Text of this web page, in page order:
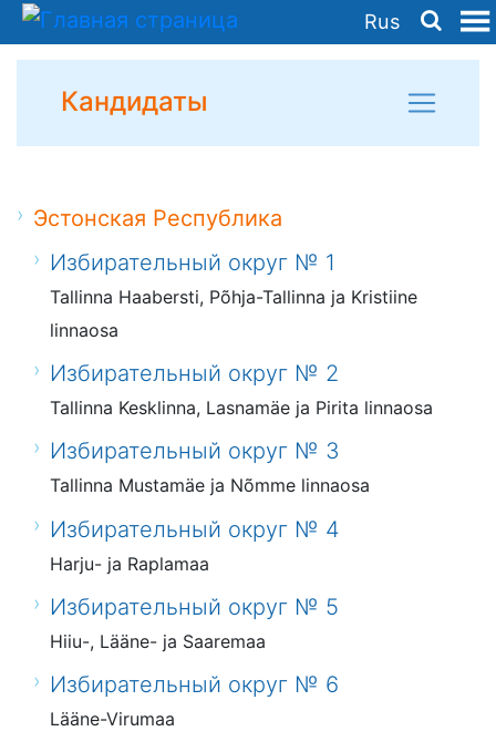
Rus
Кандидаты
Эстонская Республика
Избирательный округ № 1
Tallinna Haabersti, Põhja-Tallinna ja Kristiine
linnaosa
Избирательный округ № 2
Tallinna Kesklinna, Lasnamäe ja Pirita linnaosa
Избирательный округ № 3
Tallinna Mustamäe ja Nõmme linnaosa
Избирательный округ № 4
Harju- ja Raplamaa
Избирательный округ № 5
Hiiu-, Lääne- ja Saaremaa
Избирательный округ № 6
Lääne-Virumaa